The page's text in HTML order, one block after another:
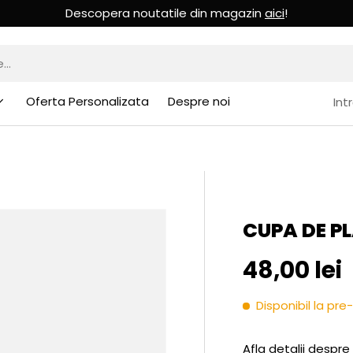
Descopera noutatile din magazin aici!
Oferta Personalizata Despre noi
CUPA DE
Pret initial
48,00 lei
Disponibil la
Afla detalii